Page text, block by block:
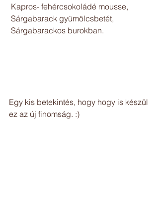
Kapros- fehércsokoládé mousse,
Sárgabarack gyümölcsbetét,
Sárgabarackos burokban.
Egy kis betekintés, hogy hogy is készül
ez az új finomság. :)